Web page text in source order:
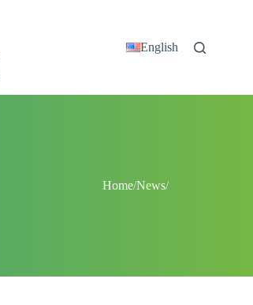
English
Home/News/